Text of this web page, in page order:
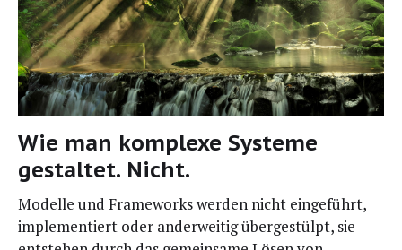
Wie man komplexe Systeme
gestaltet. Nicht.
Model­le und Frame­works wer­den nicht ein­ge­führt,
imple­men­tiert oder ander­wei­tig über­ge­stülpt, sie